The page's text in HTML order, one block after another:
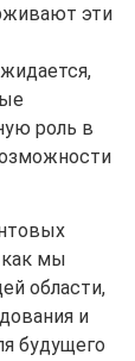
эти
роль в
как мы
области,
и
будущего